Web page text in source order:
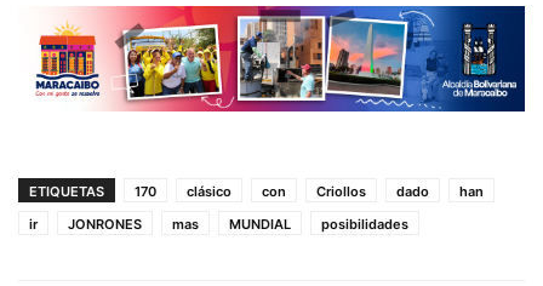
ETIQUETAS 170 clásico con Criollos dado
han
ir
JONRONES mas MUNDIAL posibilidades